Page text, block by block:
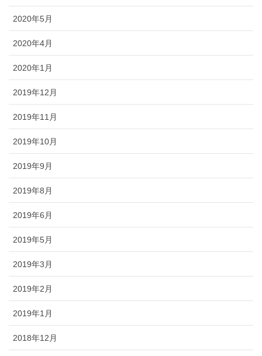
2020年5月
2020年4月
2020年1月
2019年12月
2019年11月
2019年10月
2019年9月
2019年8月
2019年6月
2019年5月
2019年3月
2019年2月
2019年1月
2018年12月